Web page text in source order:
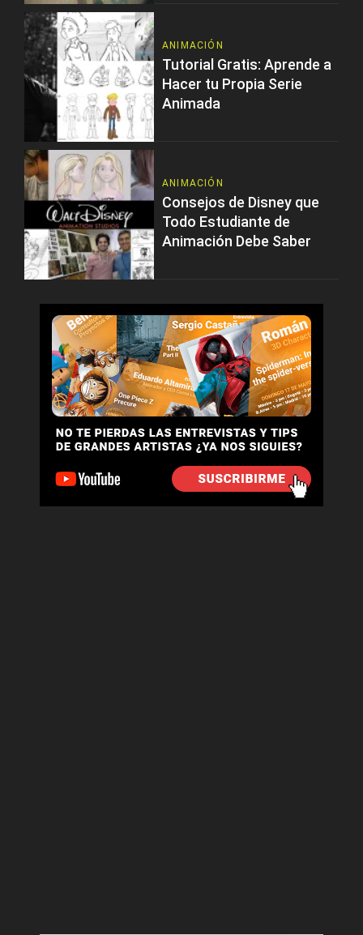
ANIMACIÓN
Tutorial Gratis: Aprende a
Hacer tu Propia Serie
Animada
ANIMACIÓN
Consejos de Disney que
Todo Estudiante de
Animación Debe Saber